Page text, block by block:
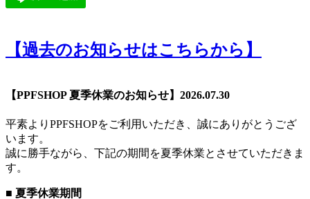
【過去のお知らせはこちらから】
【PPFSHOP 夏季休業のお知らせ】2026.07.30
平素よりPPFSHOPをご利用いただき、誠にありがとうござ
います。
誠に勝手ながら、下記の期間を夏季休業とさせていただきま
す。
■ 夏季休業期間